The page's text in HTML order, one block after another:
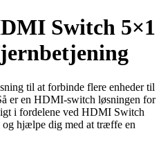
Switch 5×1
til at forbinde flere enheder til
er en HDMI-switch løsningen for
i fordelene ved HDMI Switch
hjælpe dig med at træffe en